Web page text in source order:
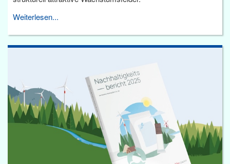
Weiterlesen...